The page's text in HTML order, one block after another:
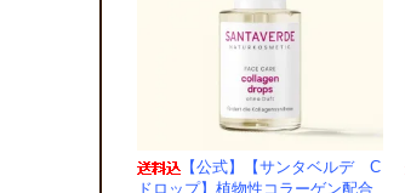
【公式】【サンタベルデ C
ドロップ】植物性コラーゲン配合